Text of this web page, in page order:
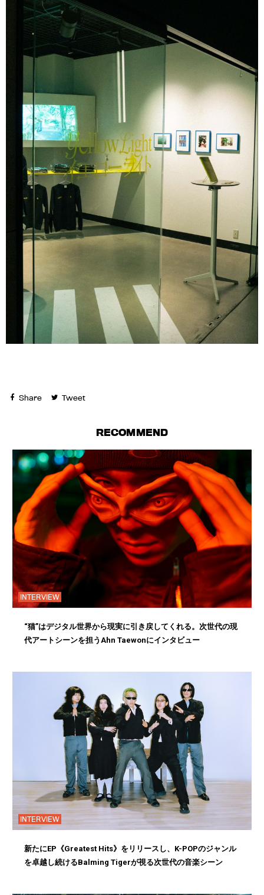
Share Tweet
RECOMMEND
INTERVIEW
“猫”はデジタル世界から現実に引き戻してくれる。次世代の現
代アートシーンを担うAhn Taewonにインタビュー
INTERVIEW
新たにEP《Greatest Hits》をリリースし、K-POPのジャンル
を卓越し続けるBalming Tigerが視る次世代の音楽シーン